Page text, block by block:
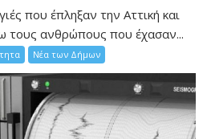
που έπληξαν την Αττική και
τους ανθρώπους που έχασαν...
Νέα των Δήμων